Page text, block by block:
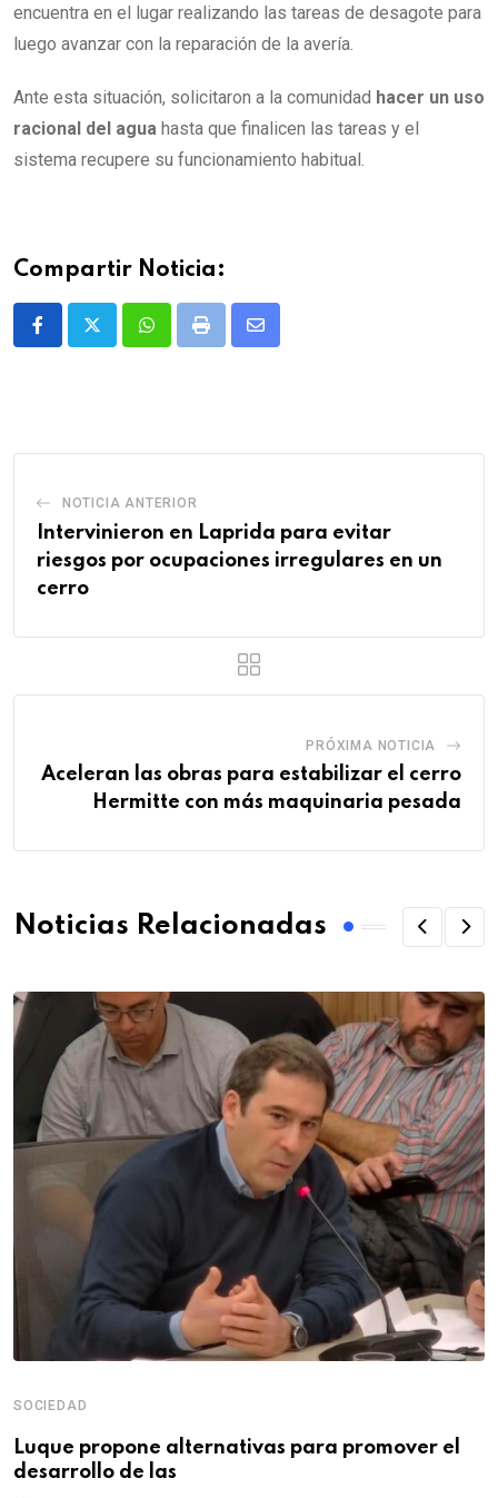
encuentra en el lugar realizando las tareas de desagote para
luego avanzar con la reparación de la avería.
Ante esta situación, solicitaron a la comunidad hacer un uso
racional del agua hasta que finalicen las tareas y el
sistema recupere su funcionamiento habitual.
Compartir Noticia:
WhatsappPrint
Share
NOTICIA ANTERIOR
Intervinieron en Laprida para evitar
riesgos por ocupaciones irregulares en un
cerro
PRÓXIMA NOTICIA
Aceleran las obras para estabilizar el cerro
Hermitte con más maquinaria pesada
Noticias Relacionadas
SOCIEDAD
Luque propone alternativas para promover el
desarrollo de las